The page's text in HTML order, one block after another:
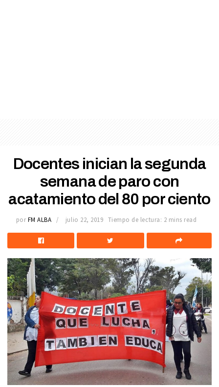
Docentes inician la segunda
semana de paro con
acatamiento del 80 por ciento
por FM ALBA julio 22, 2019 Tiempo de lectura: 2 mins read